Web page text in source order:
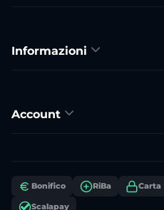
Informazioni
Account
Bonifico RiBa Carta
Scalapay